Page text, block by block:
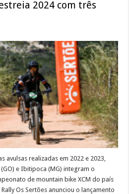
2024 com três
avulsas realizadas em 2022 e 2023,
e Ibitipoca (MG) integram o
de mountain bike XCM do país
Os Sertões anunciou o lançamento